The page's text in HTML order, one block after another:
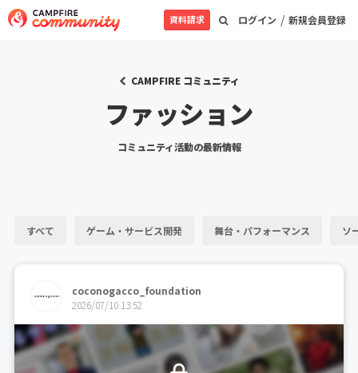
ログイン / 新規会員登録
資料請求
CAMPFIRE コミュニティ
ファッション
コミュニティ活動の最新情報
すべて ゲーム・サービス開発 舞台・パフォーマンス ソ
coconogacco_foundation
2026/07/10 13:52